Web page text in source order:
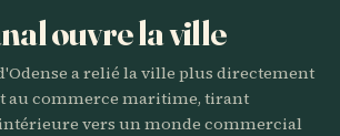
ouvre la ville
a relié la ville plus directement
au commerce maritime, tirant
vers un monde commercial